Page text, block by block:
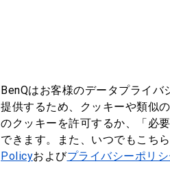
BenQはお客様のデータプライ
提供するため、クッキーや類似
のクッキーを許可するか、「必
できます。また、いつでもこち
Policyおよびプライバシーポリシ
CONTROL
RS232